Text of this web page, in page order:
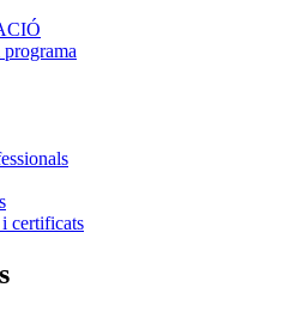
i certificats